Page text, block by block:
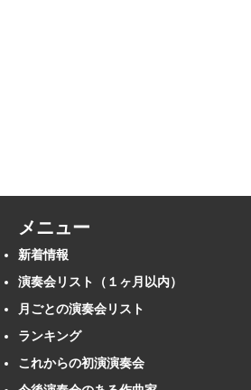
メニュー
新着情報
演奏会リスト（１ヶ月以内）
月ごとの演奏会リスト
ランキング
これからの初演演奏会